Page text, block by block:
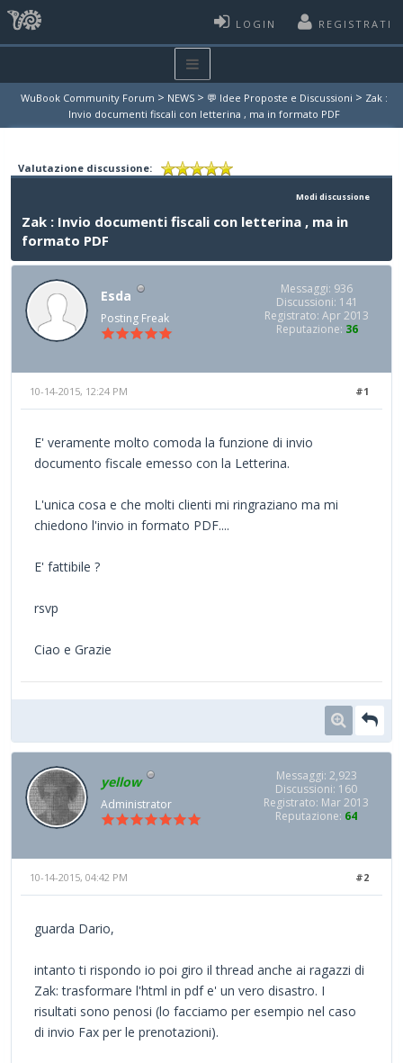
LOGIN REGISTRATI
WuBook Community Forum > NEWS > 💬 Idee Proposte e Discussioni > Zak :
Invio documenti fiscali con letterina , ma in formato PDF
Valutazione discussione:
Modi discussione
Zak : Invio documenti fiscali con letterina , ma in
formato PDF
Esda
Posting Freak
Messaggi: 936
Discussioni: 141
Registrato: Apr 2013
Reputazione: 36
#1
10-14-2015, 12:24 PM
E' veramente molto comoda la funzione di invio
documento fiscale emesso con la Letterina.
L'unica cosa e che molti clienti mi ringraziano ma mi
chiedono l'invio in formato PDF....
E' fattibile ?
rsvp
Ciao e Grazie
yellow
Administrator
Messaggi: 2,923
Discussioni: 160
Registrato: Mar 2013
Reputazione: 64
#2
10-14-2015, 04:42 PM
guarda Dario,
intanto ti rispondo io poi giro il thread anche ai ragazzi di
Zak: trasformare l'html in pdf e' un vero disastro. I
risultati sono penosi (lo facciamo per esempio nel caso
di invio Fax per le prenotazioni).